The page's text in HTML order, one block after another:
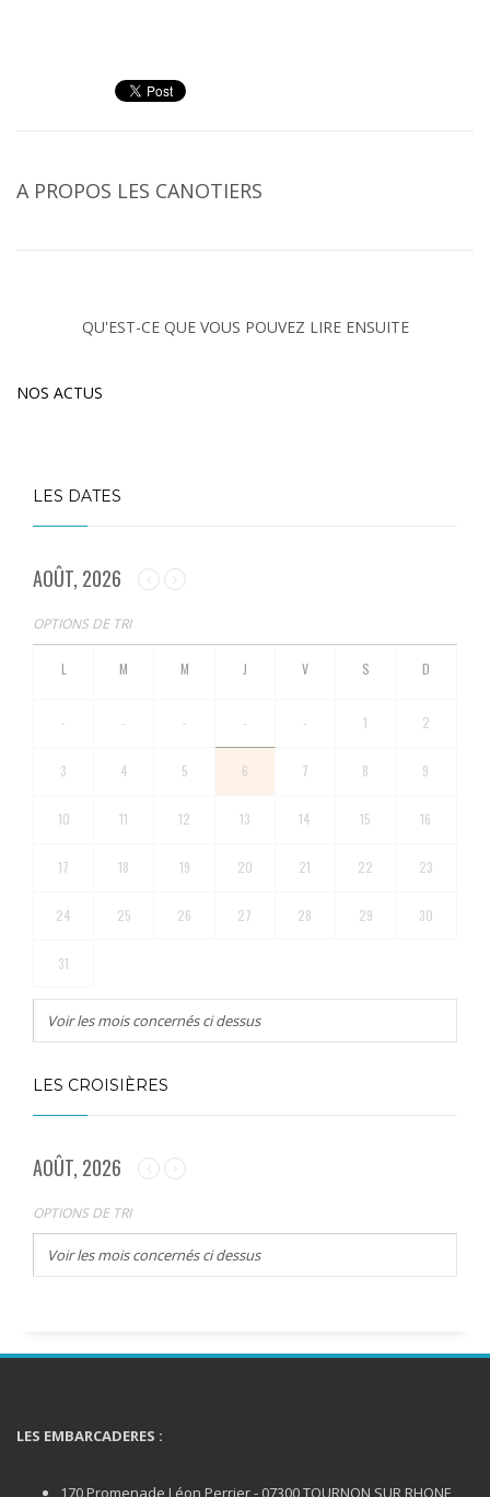
A PROPOS LES CANOTIERS
QU'EST-CE QUE VOUS POUVEZ LIRE ENSUITE
NOS ACTUS
LES DATES
AOÛT, 2026
OPTIONS DE TRI
- - - - - 1 2
3 4 5 6 7 8 9
10 11 12 13 14 15 16
17 18 19 20 21 22 23
24 25 26 27 28 29 30
31
Voir les mois concernés ci dessus
LES CROISIÈRES
AOÛT, 2026
OPTIONS DE TRI
Voir les mois concernés ci dessus
LES EMBARCADERES :
170 Promenade Léon Perrier - 07300 TOURNON SUR RHONE